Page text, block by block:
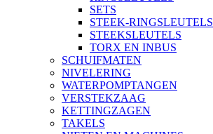
SETS
STEEK-RINGSLEUTELS
STEEKSLEUTELS
TORX EN INBUS
SCHUIFMATEN
NIVELERING
WATERPOMPTANGEN
VERSTEKZAAG
KETTINGZAGEN
TAKELS